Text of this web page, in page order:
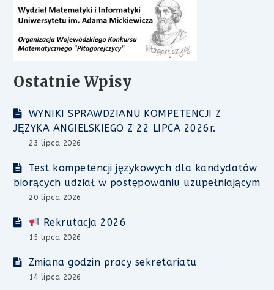
Ostatnie Wpisy
WYNIKI SPRAWDZIANU KOMPETENCJI Z
JĘZYKA ANGIELSKIEGO Z 22 LIPCA 2026r.
23 lipca 2026
Test kompetencji językowych dla kandydatów
biorących udział w postępowaniu uzupełniającym
20 lipca 2026
Rekrutacja 2026
15 lipca 2026
Zmiana godzin pracy sekretariatu
14 lipca 2026